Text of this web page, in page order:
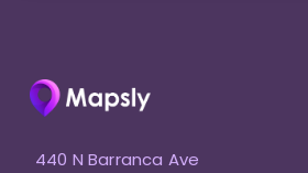
440 N Barranca Ave